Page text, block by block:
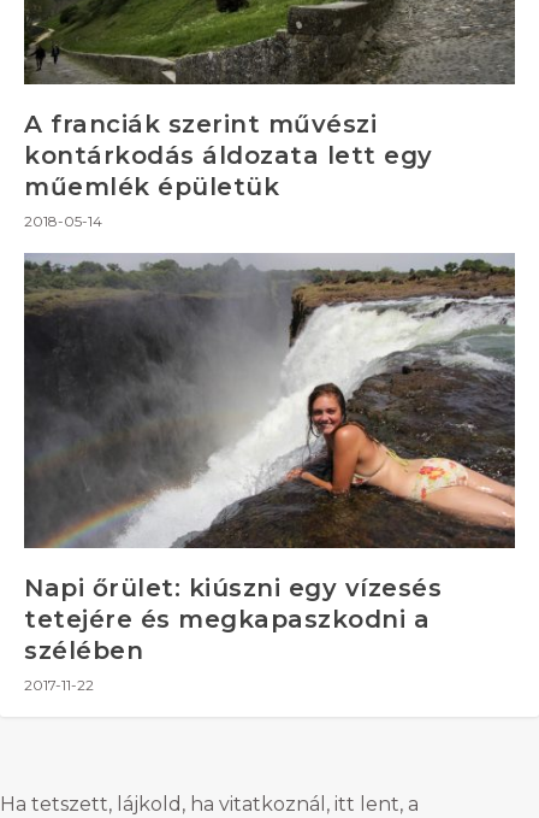
A franciák szerint művészi
kontárkodás áldozata lett egy
műemlék épületük
2018-05-14
Napi őrület: kiúszni egy vízesés
tetejére és megkapaszkodni a
szélében
2017-11-22
Ha tetszett, lájkold, ha vitatkoznál, itt lent, a